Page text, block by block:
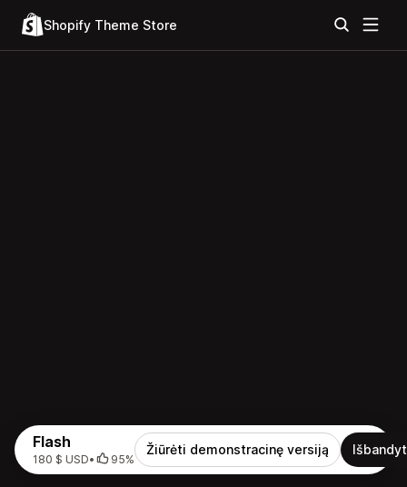
Shopify Theme Store
Flash
180 $ USD• 95%
Žiūrėti demonstracinę versiją